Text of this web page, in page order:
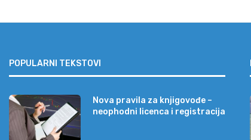
POPULARNI TEKSTOVI
Nova pravila za knjigovođe –
neophodni licenca i registracija